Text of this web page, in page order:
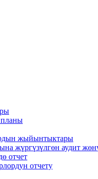
планы
жыйынтыктары
жүргүзүлгөн аудит
отчет
отчету